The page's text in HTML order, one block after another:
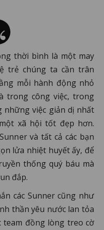
thời bình là một may
trẻ chúng ta cần trân
mỗi hành động nhỏ
trong công việc, trong
việc giản dị nhất
xã hội tốt đẹp hơn.
và tất cả các bạn
lửa nhiệt huyết ấy, để
thống quý báu mà
đắp.
các Sunner cũng như
thần yêu nước lan tỏa
team đồng lòng treo cờ